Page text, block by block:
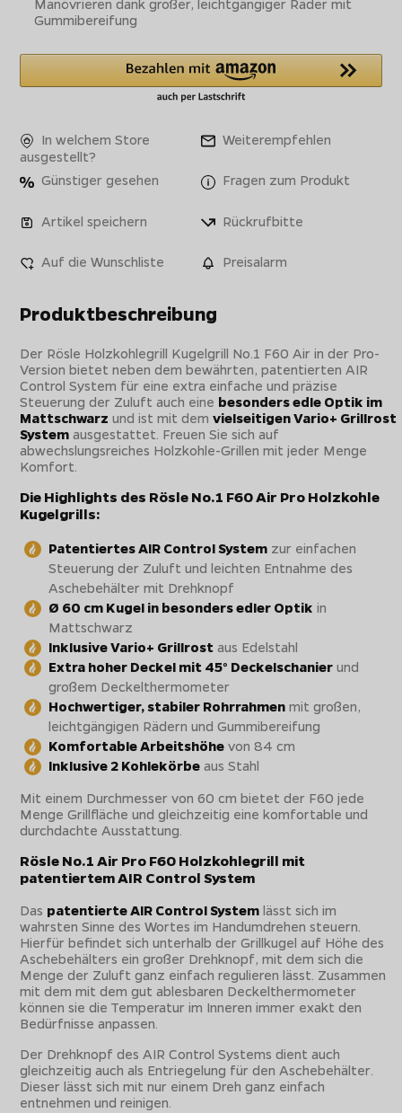
Gummibereifung
In welchem Store
ausgestellt?
Weiterempfehlen
Günstiger gesehen Fragen zum Produkt
Artikel speichern Rückrufbitte
Auf die Wunschliste Preisalarm
Produktbeschreibung
Der Rösle Holzkohlegrill Kugelgrill No.1 F60 Air in der Pro-
Version bietet neben dem bewährten, patentierten AIR
Control System für eine extra einfache und präzise
Steuerung der Zuluft auch eine besonders edle Optik im
Mattschwarz und ist mit demvielseitigen Vario+ Grillrost
System ausgestattet. Freuen Sie sich auf
abwechslungsreiches Holzkohle-Grillen mit jeder Menge
Komfort.
Die Highlights des Rösle No.1 F60 Air Pro Holzkohle
Kugelgrills:
Patentiertes AIR Control System zur einfachen
Steuerung der Zuluft und leichten Entnahme des
Aschebehälter mit Drehknopf
Ø 60 cm Kugel in besonders edler Optik in
Mattschwarz
Inklusive Vario+ Grillrost aus Edelstahl
Extra hoher Deckel mit 45° Deckelschanier und
großem Deckelthermometer
Hochwertiger, stabiler Rohrrahmen mit großen,
leichtgängigen Rädern und Gummibereifung
Komfortable Arbeitshöhe von 84 cm
Inklusive 2 Kohlekörbe aus Stahl
Mit einem Durchmesser von 60 cm bietet der F60 jede
Menge Grillfläche und gleichzeitig eine komfortable und
durchdachte Ausstattung.
Rösle No.1 Air Pro F60 Holzkohlegrill mit
patentiertem AIR Control System
Das patentierte AIR Control System lässt sich im
wahrsten Sinne des Wortes im Handumdrehen steuern.
Hierfür befindet sich unterhalb der Grillkugel auf Höhe des
Aschebehälters ein großer Drehknopf, mit dem sich die
Menge der Zuluft ganz einfach regulieren lässt. Zusammen
mit dem mit dem gut ablesbaren Deckelthermometer
können sie die Temperatur im Inneren immer exakt den
Bedürfnisse anpassen.
Der Drehknopf des AIR Control Systems dient auch
gleichzeitig auch als Entriegelung für den Aschebehälter.
Dieser lässt sich mit nur einem Dreh ganz einfach
entnehmen und reinigen.